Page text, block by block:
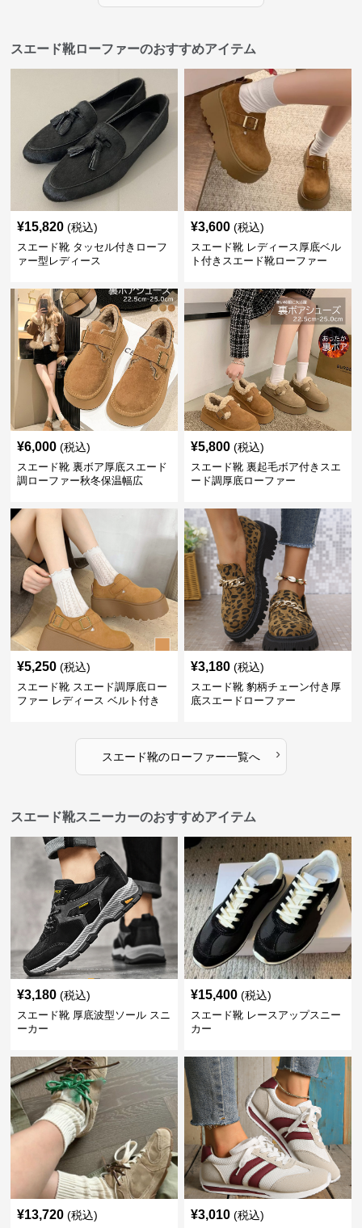
スエード靴ローファーのおすすめアイテム
¥15,820 (税込)
スエード靴 タッセル付きローフ
ァー型レディース
¥3,600 (税込)
スエード靴 レディース厚底ベル
ト付きスエード靴ローファー
¥6,000 (税込)
スエード靴 裏ボア厚底スエード
調ローファー秋冬保温幅広
¥5,800 (税込)
スエード靴 裏起毛ボア付きスエ
ード調厚底ローファー
¥5,250 (税込)
スエード靴 スエード調厚底ロー
ファー レディース ベルト付き
¥3,180 (税込)
スエード靴 豹柄チェーン付き厚
底スエードローファー
スエード靴のローファー一覧へ ›
スエード靴スニーカーのおすすめアイテム
¥3,180 (税込)
スエード靴 厚底波型ソール スニ
ーカー
¥15,400 (税込)
スエード靴 レースアップスニー
カー
¥13,720 (税込) ¥3,010 (税込)